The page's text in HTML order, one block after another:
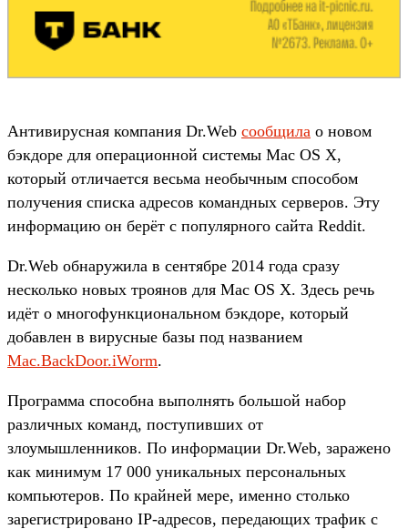
Антивирусная компания Dr.Web сообщила о новом
бэкдоре для операционной системы Mac OS X,
который отличается весьма необычным способом
получения списка адресов командных серверов. Эту
информацию он берёт с популярного сайта Reddit.
Dr.Web обнаружила в сентябре 2014 года сразу
несколько новых троянов для Mac OS X. Здесь речь
идёт о многофункциональном бэкдоре, который
добавлен в вирусные базы под названием
Mac.BackDoor.iWorm.
Программа способна выполнять большой набор
различных команд, поступивших от
злоумышленников. По информации Dr.Web, заражено
как минимум 17 000 уникальных персональных
компьютеров. По крайней мере, именно столько
зарегистрировано IP-адресов, передающих трафик с